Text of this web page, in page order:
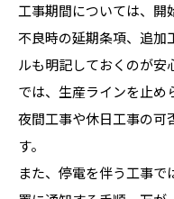
工事期間については、開
不良時の延期条項、追加
ルも明記しておくのが
では、生産ラインを止め
夜間工事や休日工事の可
す。
また、停電を伴う工事